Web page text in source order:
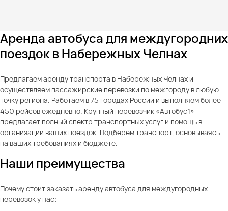
Аренда автобуса для междугородних
поездок в Набережных Челнах
Предлагаем аренду транспорта в Набережных Челнах и
осуществляем пассажирские перевозки по межгороду в любую
точку региона. Работаем в 75 городах России и выполняем более
450 рейсов ежедневно. Крупный перевозчик «Автобус1»
предлагает полный спектр транспортных услуг и помощь в
организации ваших поездок. Подберем транспорт, основываясь
на ваших требованиях и бюджете.
Наши преимущества
Почему стоит заказать аренду автобуса для междугородных
перевозок у нас: